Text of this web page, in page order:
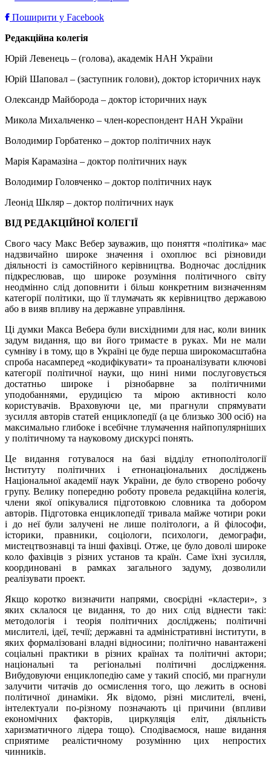
Поширити у Facebook
Редакційна колегія
Юрій Левенець – (голова), академік НАН України
Юрій Шаповал – (заступник голови), доктор історичних наук
Олександр Майборода – доктор історичних наук
Микола Михальченко – член-кореспондент НАН України
Володимир Горбатенко – доктор політичних наук
Марія Карамазіна – доктор політичних наук
Володимир Головченко – доктор політичних наук
Леонід Шкляр – доктор політичних наук
ВІД РЕДАКЦІЙНОЇ КОЛЕГІЇ
Свого часу Макс Вебер зауважив, що поняття «політика» має
надзвичайно широке значення і охоплює всі різновиди
діяльності із самостійного керівництва. Водночас дослідник
підкреслював, що широке розуміння політичного світу
неодмінно слід доповнити і більш конкретним визначенням
категорії політики, що її тлумачать як керівництво державою
або в вияв впливу на державне управління.
Ці думки Макса Вебера були висхідними для нас, коли виник
задум видання, що ви його тримаєте в руках. Ми не мали
сумніву і в тому, що в Україні це буде перша широкомасштабна
спроба насамперед «кодифікувати» та проаналізувати ключові
категорії політичної науки, що нині ними послуговується
достатньо широке і різнобарвне за політичними
уподобаннями, ерудицією та мірою активності коло
користувачів. Враховуючи це, ми прагнули спрямувати
зусилля авторів статей енциклопедії (а це близько 300 осіб) на
максимально глибоке і всебічне тлумачення найпопулярніших
у політичному та науковому дискурсі понять.
Це видання готувалося на базі відділу етнополітології
Інституту політичних і етнонаціональних досліджень
Національної академії наук України, де було створено робочу
групу. Велику попередню роботу провела редакційна колегія,
члени якої опікувалися підготовкою словника та добором
авторів. Підготовка енциклопедії тривала майже чотири роки
і до неї були залучені не лише політологи, а й філософи,
історики, правники, соціологи, психологи, демографи,
мистецтвознавці та інші фахівці. Отже, це було доволі широке
коло фахівців з різних установ та країн. Саме їхні зусилля,
координовані в рамках загального задуму, дозволили
реалізувати проект.
Якщо коротко визначити напрями, своєрідні «кластери», з
яких склалося це видання, то до них слід віднести такі:
методологія і теорія політичних досліджень; політичні
мислителі, ідеї, течії; державні та адміністративні інститути, в
яких формалізовані владні відносини; політично навантажені
соціальні практики в різних країнах та політичні актори;
національні та регіональні політичні дослідження.
Вибудовуючи енциклопедію саме у такий спосіб, ми прагнули
залучити читачів до осмислення того, що лежить в основі
політичної динаміки. Як відомо, різні мислителі, вчені,
інтелектуали по-різному позначають ці причини (впливи
економічних факторів, циркуляція еліт, діяльність
харизматичного лідера тощо). Сподіваємося, наше видання
сприятиме реалістичному розумінню цих непростих
чинників.